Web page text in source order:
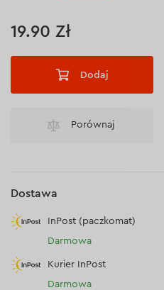
19.90 Zł
Dodaj
Porównaj
Dostawa
InPost (paczkomat)
Darmowa
Kurier InPost
Darmowa